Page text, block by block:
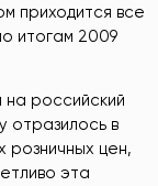
приходится все
итогам 2009
на российский
отразилось в
розничных цен,
эта